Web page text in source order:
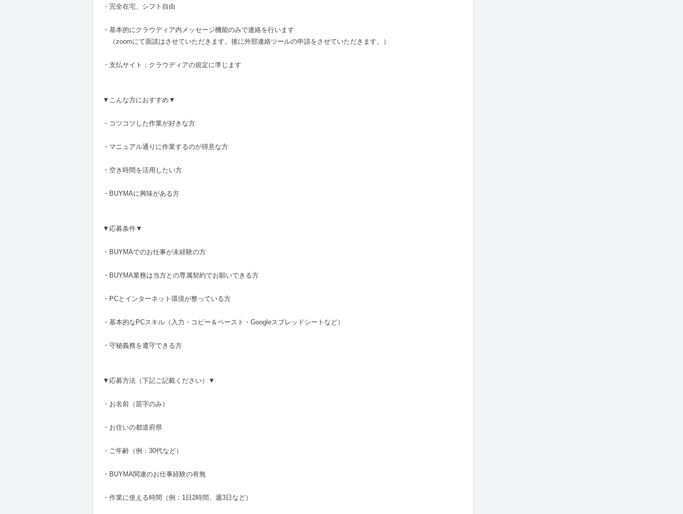
・完全在宅、シフト自由
・基本的にクラウディア内メッセージ機能のみで連絡を行います
（zoomにて面談はさせていただきます。後に外部連絡ツールの申請をさせていただきます。）
・支払サイト：クラウディアの規定に準じます
▼こんな方におすすめ▼
・コツコツした作業が好きな方
・マニュアル通りに作業するのが得意な方
・空き時間を活用したい方
・BUYMAに興味がある方
▼応募条件▼
・BUYMAでのお仕事が未経験の方
・BUYMA業務は当方との専属契約でお願いできる方
・PCとインターネット環境が整っている方
・基本的なPCスキル（入力・コピー＆ペースト・Googleスプレッドシートなど）
・守秘義務を遵守できる方
▼応募方法（下記ご記載ください）▼
・お名前（苗字のみ）
・お住いの都道府県
・ご年齢（例：30代など）
・BUYMA関連のお仕事経験の有無
・作業に使える時間（例：1日2時間、週3日など）